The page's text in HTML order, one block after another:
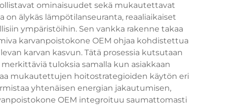
ominaisuudet sekä mukautettavat
älykäs lämpötilanseuranta, reaaliaikaiset
ympäristöihin. Sen vankka rakenne takaa
karvanpoistokone OEM ohjaa kohdistettua
karvan kasvun. Tätä prosessia kutsutaan
tuloksia samalla kun asiakkaan
mukautettujen hoitostrategioiden käytön eri
yhtenäisen energian jakautumisen,
OEM integroituu saumattomasti